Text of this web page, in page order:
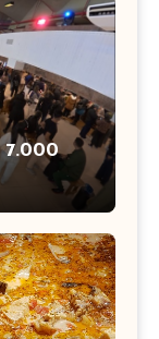
7.000